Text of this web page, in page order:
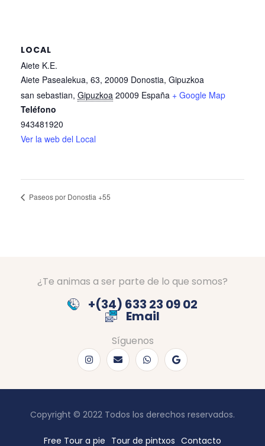
LOCAL
Aiete K.E.
Aiete Pasealekua, 63, 20009 Donostia, Gipuzkoa
san sebastian, Gipuzkoa 20009 España + Google Map
Teléfono
943481920
Ver la web del Local
Paseos por Donostia +55
¿Te animas a ser parte de lo que somos?
+(34) 633 23 09 02
Email
Síguenos
Copyright © 2022 Todos los derechos reservados.
Free Tour a pie Tour de pintxos Contacto